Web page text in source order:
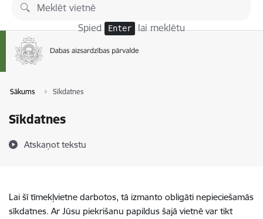
Pāriet uz lapas saturu
Spied Enter lai meklētu
Sākums Sīkdatnes
Sīkdatnes
Atskaņot tekstu
Lai šī tīmekļvietne darbotos, tā izmanto obligāti nepieciešamās
sīkdatnes. Ar Jūsu piekrišanu papildus šajā vietnē var tikt